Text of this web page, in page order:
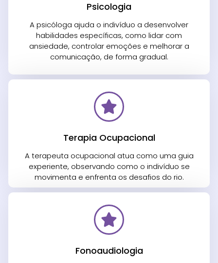
Psicologia
A psicóloga ajuda o indivíduo a desenvolver
habilidades específicas, como lidar com
ansiedade, controlar emoções e melhorar a
comunicação, de forma gradual.
Terapia Ocupacional
A terapeuta ocupacional atua como uma guia
experiente, observando como o indivíduo se
movimenta e enfrenta os desafios do rio.
Fonoaudiologia